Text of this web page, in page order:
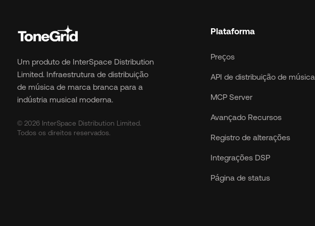
Um produto de InterSpace Distribution
Limited. Infraestrutura de distribuição
de música de marca branca para a
indústria musical moderna.
© 2026 InterSpace Distribution Limited.
Todos os direitos reservados.
Plataforma
Preços
API de distribuição de música
MCP Server
Avançado Recursos
Registro de alterações
Integrações DSP
Página de status